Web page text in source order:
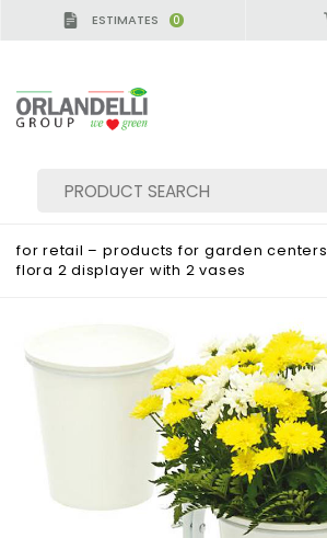
ESTIMATES 0
SEARCH RESULTS:
MORE RESULTS FOR YOU:
for retail – products for garden centers
flora 2 displayer with 2 vases
GERMANY - SPONSOR